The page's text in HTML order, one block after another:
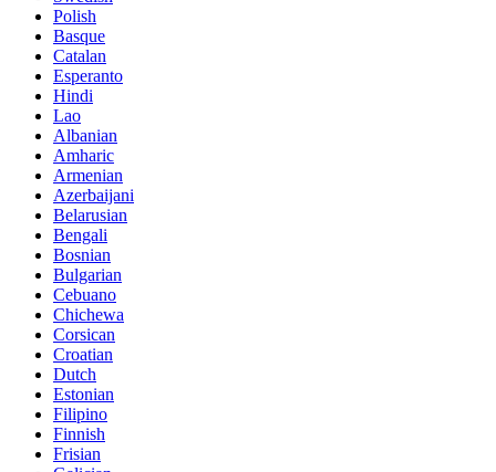
Polish
Basque
Catalan
Esperanto
Hindi
Lao
Albanian
Amharic
Armenian
Azerbaijani
Belarusian
Bengali
Bosnian
Bulgarian
Cebuano
Chichewa
Corsican
Croatian
Dutch
Estonian
Filipino
Finnish
Frisian